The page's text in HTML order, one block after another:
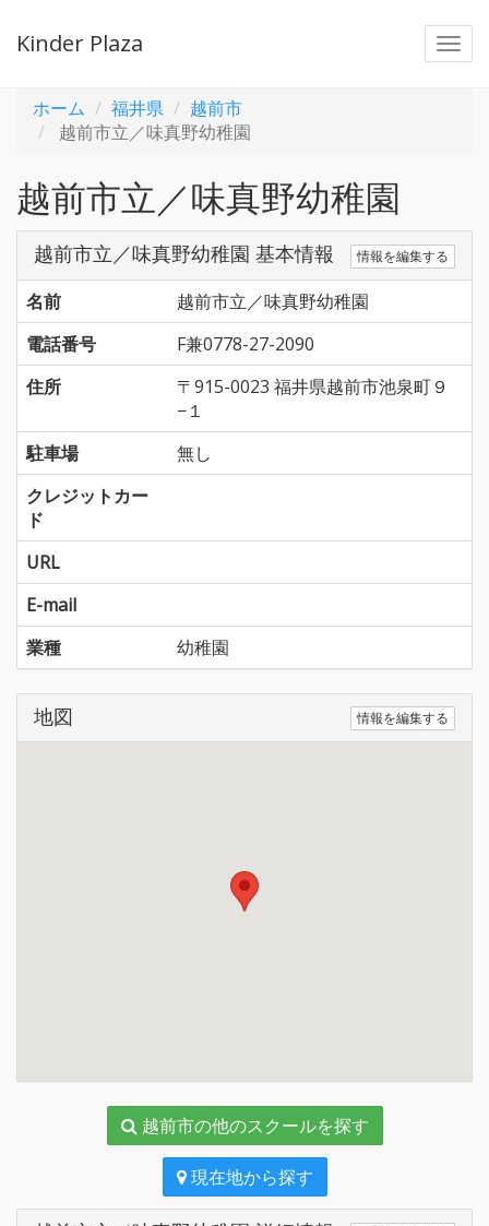
Kinder Plaza
ホーム 福井県
越前市
越前市立／味真野幼稚園
越前市立／味真野幼稚園
越前市立／味真野幼稚園 基本情報 情報を編集する
名前
越前市立／味真野幼稚園
電話番号
F兼0778-27-2090
住所
〒915-0023 福井県越前市池泉町９
−１
駐車場
無し
クレジットカー
ド
URL
E-mail
業種
幼稚園
地図 情報を編集する
越前市の他のスクールを探す
現在地から探す